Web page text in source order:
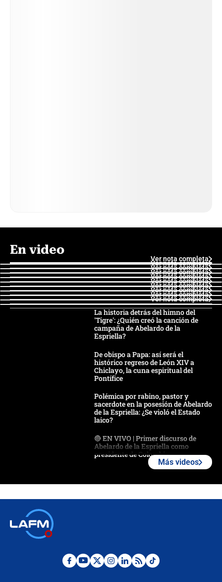
En video
Ver nota completa
Ver nota completa
Ver nota completa
Ver nota completa
Ver nota completa
Ver nota completa
Ver nota completa
Ver nota completa
Ver nota completa
Ver nota completa
La historia detrás del himno del
'Tigre': ¿Quién creó la canción de
campaña de Abelardo de la
Espriella?
De obispo a Papa: así será el
histórico regreso de León XIV a
Chiclayo, la cuna espiritual del
Pontífice
Polémica por rabino, pastor y
sacerdote en la posesión de Abelardo
de la Espriella: ¿Se violó el Estado
laico?
🔴 EN VIVO | Primer discurso de
Abelardo de la Espriella como
presidente de Colombia
Desde dermatitis hasta infecciones:
Más videos